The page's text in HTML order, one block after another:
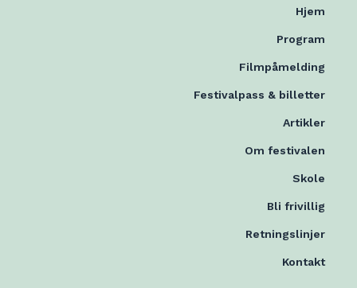
Hjem
Program
Filmpåmelding
Festivalpass & billetter
Artikler
Om festivalen
Skole
Bli frivillig
Retningslinjer
Kontakt